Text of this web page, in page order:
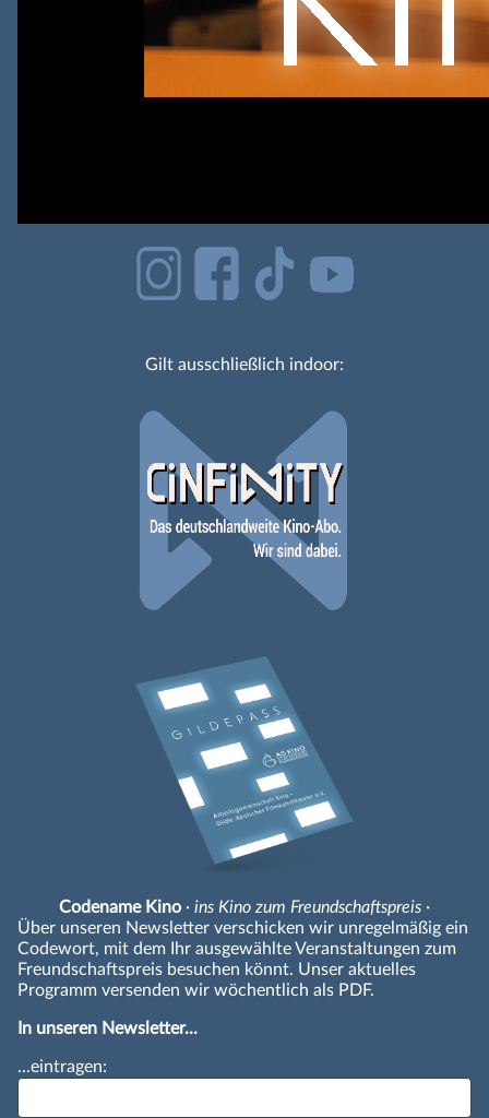
Gilt ausschließlich indoor:
Codename Kino · ins Kino zum Freundschaftspreis ·
Über unseren Newsletter verschicken wir unregelmäßig ein
Codewort, mit dem Ihr ausgewählte Veranstaltungen zum
Freundschaftspreis besuchen könnt. Unser aktuelles
Programm versenden wir wöchentlich als PDF.
In unseren Newsletter...
...eintragen: